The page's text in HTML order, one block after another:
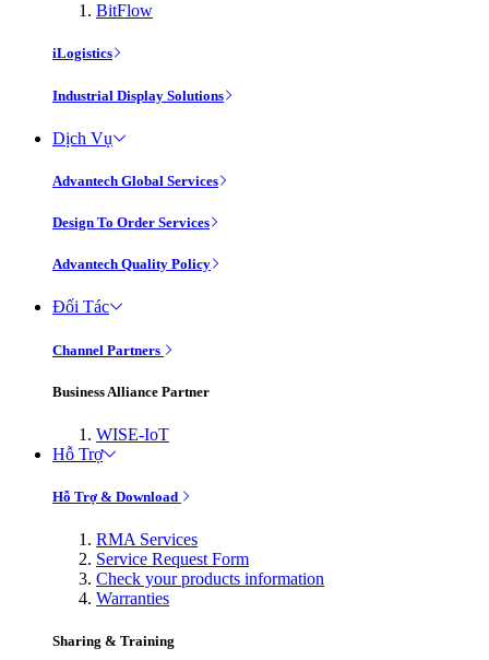
BitFlow
iLogistics
Industrial Display Solutions
Dịch Vụ
Advantech Global Services
Design To Order Services
Advantech Quality Policy
Đối Tác
Channel Partners
Business Alliance Partner
WISE-IoT
Hỗ Trợ
Hỗ Trợ & Download
RMA Services
Service Request Form
Check your products information
Warranties
Sharing & Training